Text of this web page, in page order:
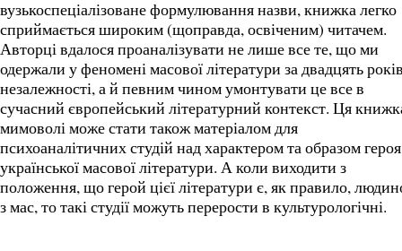
вузькоспеціалізоване формулювання назви, книжка легко
сприймається широким (щоправда, освіченим) читачем.
Авторці вдалося проаналізувати не лише все те, що ми
одержали у феномені масової літератури за двадцять
незалежності, а й певним чином умонтувати це все в
сучасний європейський літературний контекст. Ця
мимоволі може стати також матеріалом для
психоаналітичних студій над характером та образом героя
української масової літератури. А коли виходити з
положення, що герой цієї літератури є, як правило,
з мас, то такі студії можуть перерости в культурологічні.